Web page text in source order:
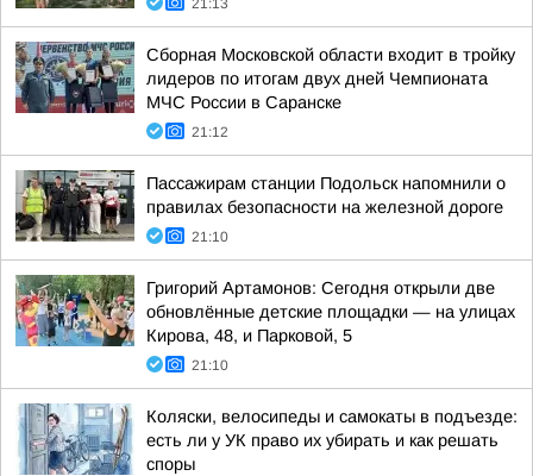
21:13
Сборная Московской области входит в тройку
лидеров по итогам двух дней Чемпионата
МЧС России в Саранске
21:12
Пассажирам станции Подольск напомнили о
правилах безопасности на железной дороге
21:10
Григорий Артамонов: Сегодня открыли две
обновлённые детские площадки — на улицах
Кирова, 48, и Парковой, 5
21:10
Коляски, велосипеды и самокаты в подъезде:
есть ли у УК право их убирать и как решать
споры